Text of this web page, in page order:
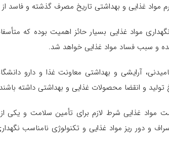
مواد غذایی بسیار حائز اهمیت بوده که
و سبب فساد مواد غذایی خواهد شد.
آرایشی و بهداشتی معاونت غذا و دارو
تولید و انقضا محصولات غذایی و بهداشتی داشته
مواد غذایی شرط لازم برای تأمین سلامت و
و دور ریز مواد غذایی و تکنولوژی نامناسب